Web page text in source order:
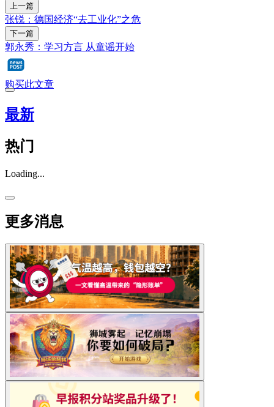
上一篇
张锐：德国经济“去工业化”之危
下一篇
郭永秀：学习方言 从童谣开始
购买此文章
最新
热门
Loading...
更多消息